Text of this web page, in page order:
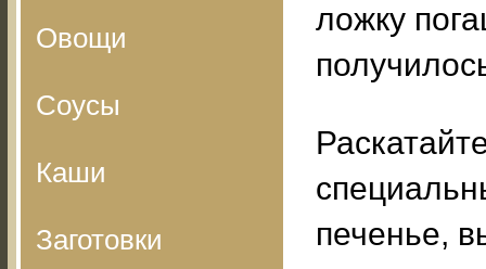
Овощи
Соусы
Каши
Заготовки
ложку
печенье,